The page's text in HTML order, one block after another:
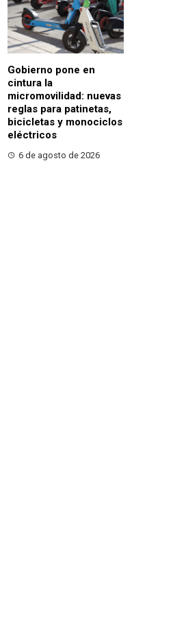
Gobierno pone en
cintura la
micromovilidad: nuevas
reglas para patinetas,
bicicletas y monociclos
eléctricos
6 de agosto de 2026